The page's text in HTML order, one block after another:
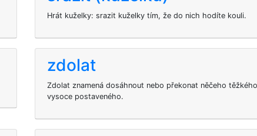
Hrát kuželky: srazit kuželky tím, že do nich hodíte kouli.
zdolat
Zdolat znamená dosáhnout nebo překonat něčeho
vysoce postaveného.